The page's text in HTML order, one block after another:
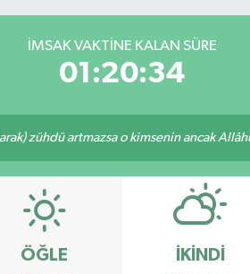
İMSAK VAKTINE KALAN SÜRE
01:20:33
zühdü artmazsa o kimsenin ancak
ÖĞLE İKINDI